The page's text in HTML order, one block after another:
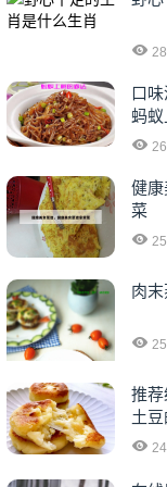
口
蚂
健
菜
肉
推
土